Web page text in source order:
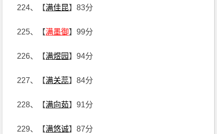
224、【满佳昆】83分
225、【满墨御】99分
226、【满煜园 】94分
227、【满关蕊】84分
228、【满向茹】91分
229、【满悠诚】87分